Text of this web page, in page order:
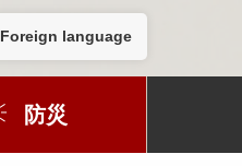
Foreign language
防災